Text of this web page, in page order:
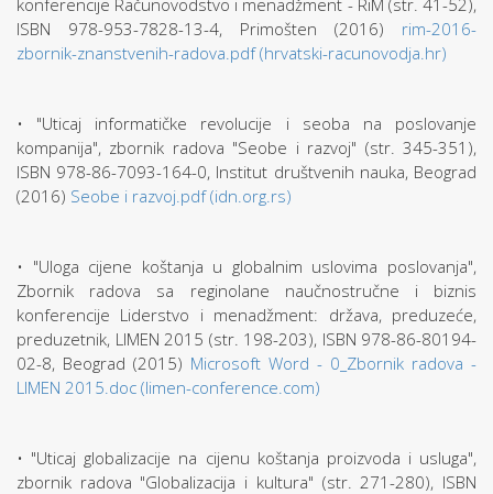
konferencije Računovodstvo i menadžment - RiM (str. 41-52),
ISBN 978-953-7828-13-4, Primošten (2016) rim-2016-
zbornik-znanstvenih-radova.pdf (hrvatski-racunovodja.hr)
• "Uticaj informatičke revolucije i seoba na poslovanje
kompanija", zbornik radova "Seobe i razvoj" (str. 345-351),
ISBN 978-86-7093-164-0, Institut društvenih nauka, Beograd
(2016) Seobe i razvoj.pdf (idn.org.rs)
• "Uloga cijene koštanja u globalnim uslovima poslovanja",
Zbornik radova sa reginolane naučnostručne i biznis
konferencije Liderstvo i menadžment: država, preduzeće,
preduzetnik, LIMEN 2015 (str. 198-203), ISBN 978-86-80194-
02-8, Beograd (2015) Microsoft Word - 0_Zbornik radova -
LIMEN 2015.doc (limen-conference.com)
• "Uticaj globalizacije na cijenu koštanja proizvoda i usluga",
zbornik radova "Globalizacija i kultura" (str. 271-280), ISBN